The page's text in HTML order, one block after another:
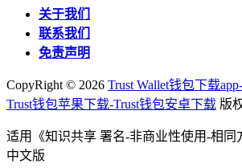
关于我们
联系我们
免责声明
CopyRight © 2026 Trust Wallet钱包下载
Trust钱包苹果下载-Trust钱包安卓下载 版
适用《知识共享 署名-非商业性使用-相同
中文版